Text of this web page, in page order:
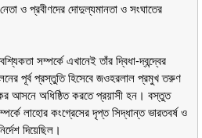
ও প্রবীণদের দোদুল্যমানতা ও সংঘাতের
সম্পর্কে এখানেই তাঁর দ্বিধা-দ্বন্দ্বের
পূর্ব প্রস্তুতি হিসেবে জওহরলাল প্রমুখ তরুণ
আসনে অধিষ্ঠিত করতে প্রয়াসী হন। বস্তুত
লাহোর কংগ্রেসের দৃপ্ত সিদ্ধান্ত ভারতবর্ষ ও
দিয়েছিল।